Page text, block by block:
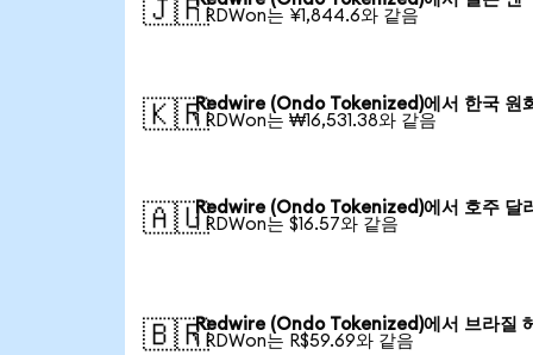
🇯🇵1 RDWon는 ¥1,844.6와 같음
🇰🇷Redwire (Ondo Tokenized)에서 한국 원
1 RDWon는 ₩16,531.38와 같음
🇦🇺Redwire (Ondo Tokenized)에서 호주 달
1 RDWon는 $16.57와 같음
🇧🇷Redwire (Ondo Tokenized)에서 브라질
1 RDWon는 R$59.69와 같음